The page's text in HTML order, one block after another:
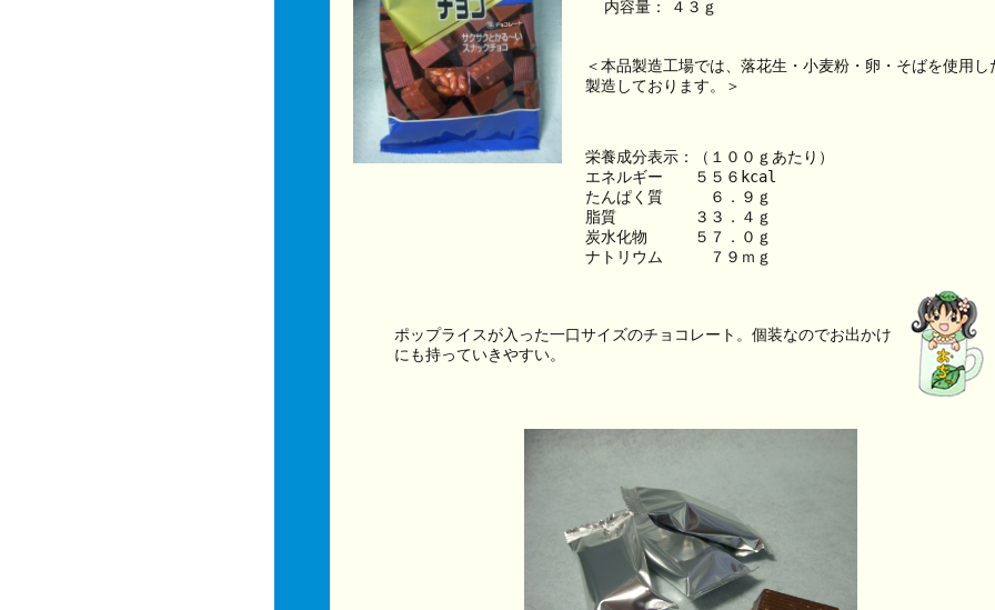
内容量：
４３ｇ
＜本品製造工場では、落花生・小麦粉・卵・そばを使用し
製造しております。＞
栄養成分表示：（１００ｇあたり）
エネルギー　　５５６kcal
たんぱく質　　　６．９ｇ
脂質　　　　　３３．４ｇ
炭水化物　　　５７．０ｇ
ナトリウム　　　７９ｍｇ
ポップライスが入った一口サイズのチョコレート。個装なのでお出かけ
にも持っていきやすい。